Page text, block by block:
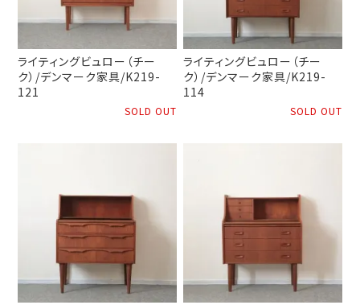
ライティングビュロー（チー
ク）/デンマーク家具/K219-
121
SOLD OUT
ライティングビュロー（チー
ク）/デンマーク家具/K219-
114
SOLD OUT